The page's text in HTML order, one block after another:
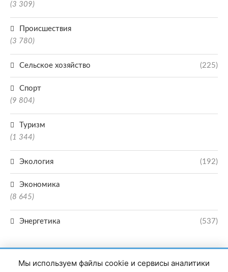
(3 309)
Происшествия
(3 780)
Сельское хозяйство (225)
Спорт
(9 804)
Туризм
(1 344)
Экология (192)
Экономика
(8 645)
Энергетика (537)
Мы используем файлы cookie и сервисы аналитики